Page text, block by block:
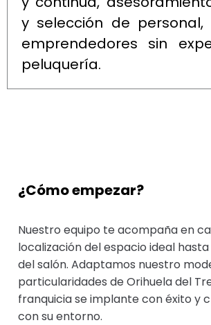
y selección de
emprendedores sin
peluquería.
¿Cómo empezar?
Nuestro equipo te acompaña en
localización del espacio ideal
del salón. Adaptamos nuestro
particularidades de Orihuela del
franquicia se implante con éxito y
con su entorno.